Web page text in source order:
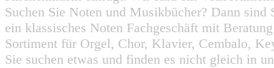
Suchen Sie Noten und Musikbücher? Dann
ein klassisches Noten Fachgeschäft mit
Sortiment für Orgel, Chor, Klavier, Cembalo,
Sie suchen etwas und finden es nicht gleich in